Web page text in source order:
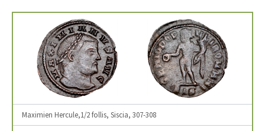
Maximien Hercule,1/2 follis, Siscia, 307-308